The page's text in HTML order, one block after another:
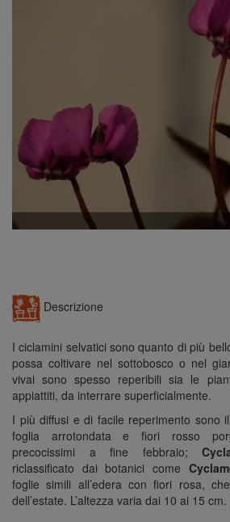
Descrizione
I ciclamini selvatici sono quanto di più
possa coltivare nel sottobosco o nel
vivai sono spesso reperibili sia le
appiattiti, da interrare superficialmente.
I più diffusi e di facile reperimento sono il
foglia arrotondata e fiori rosso
precocissimi a fine febbraio;
riclassificato dai botanici come
foglie simili all’edera con fiori rosa,
dell’estate. L’altezza varia dai 10 ai 15 cm.